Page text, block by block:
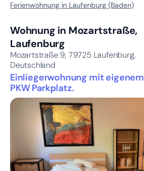
Ferienwohnung in Laufenburg (Baden)
Wohnung in Mozartstraße,
Laufenburg
Mozartstraße 9, 79725 Laufenburg,
Deutschland
Einliegerwohnung mit eigenem
PKW Parkplatz.